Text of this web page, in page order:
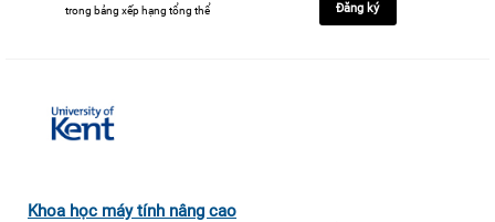
trong bảng xếp hạng tổng thể Đăng ký
Khoa học máy tính nâng cao